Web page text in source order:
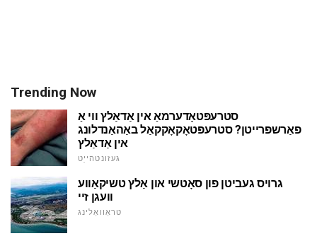
Trending Now
סטרעפּטאָדערמאַ אין אַדאַלץ ווי אַ
פאַרשפּרייטן? סטרעפּטאָקאָקקאַל באַהאַנדלונג
אין אַדאַלץ
געזונטהייַט
גרויס געביטן פון סאָטשי און אַלץ טשיקאַווע
וועגן זיי
טראַוואַלינג